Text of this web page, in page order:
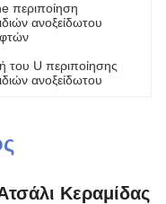
περιποίηση
ανοξείδωτου
του U περιποίησης
ανοξείδωτου
Κεραμίδας